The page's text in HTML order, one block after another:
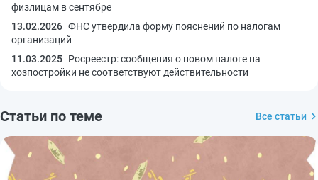
физлицам в сентябре
13.02.2026 ФНС утвердила форму пояснений по налогам
организаций
11.03.2025 Росреестр: сообщения о новом налоге на
хозпостройки не соответствуют действительности
Статьи по теме Все статьи